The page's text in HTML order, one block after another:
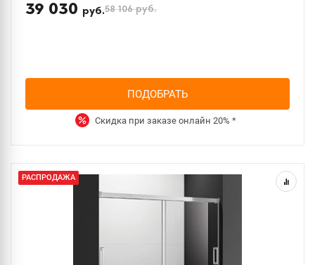
39 030 руб.58 106руб.
ПОДОБРАТЬ
Скидка при заказе онлайн 20% *
РАСПРОДАЖА